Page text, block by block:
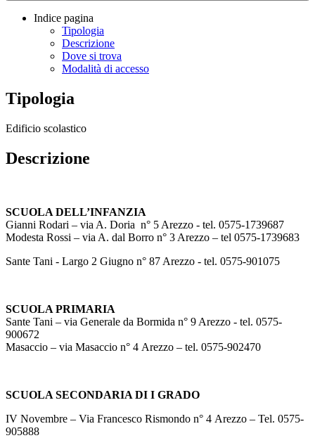
Indice pagina
Tipologia
Descrizione
Dove si trova
Modalità di accesso
Tipologia
Edificio scolastico
Descrizione
SCUOLA DELL’INFANZIA
Gianni Rodari – via A. Doria n° 5 Arezzo - tel. 0575-1739687
Modesta Rossi – via A. dal Borro n° 3 Arezzo – tel 0575-1739683
Sante Tani - Largo 2 Giugno n° 87 Arezzo - tel. 0575-901075
SCUOLA PRIMARIA
Sante Tani – via Generale da Bormida n° 9 Arezzo - tel. 0575-
900672
Masaccio – via Masaccio n° 4 Arezzo – tel. 0575-902470
SCUOLA SECONDARIA DI I GRADO
IV Novembre – Via Francesco Rismondo n° 4 Arezzo – Tel. 0575-
905888